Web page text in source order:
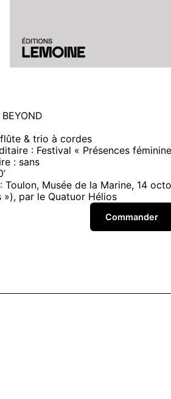
& trio à cordes
: Festival « Présences
: sans
Toulon, Musée de la Marine, 14
»), par le Quatuor Hélios
Commander